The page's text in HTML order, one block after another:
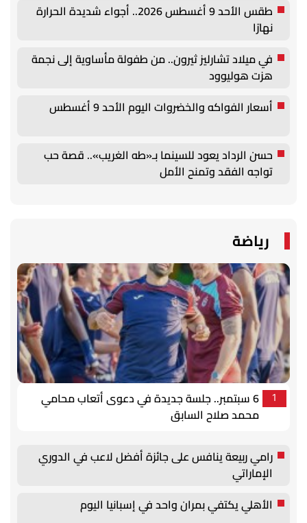
طقس الأحد 9 أغسطس 2026.. أجواء شديدة الحرارة
نهارًا
في ميلاد تشارليز ثيرون.. من طفولة مأساوية إلى نجمة
هزت هوليوود
أسعار الفواكه والخضروات اليوم الأحد 9 أغسطس
حسن الرداد يعود للسينما بـ«طه الغريب».. قصة حب
تواجه الفقد وتمنح الأمل
رياضة
1
6 سبتمبر.. جلسة جديدة في دعوى أتعاب محامي
محمد صلاح السابق
رامي ربيعة ينافس على جائزة أفضل لاعب في الدوري
الإماراتي
الأهلي يكتفي بمران واحد في إسبانيا اليوم